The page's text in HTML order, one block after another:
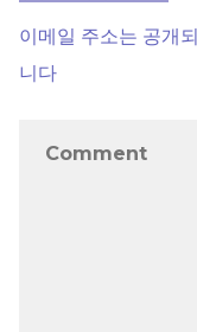
이메일 주소는 공개
니다